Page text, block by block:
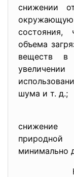
снижении
состояния,
объема
веществ
шума и т. д.;
снижение
минимально